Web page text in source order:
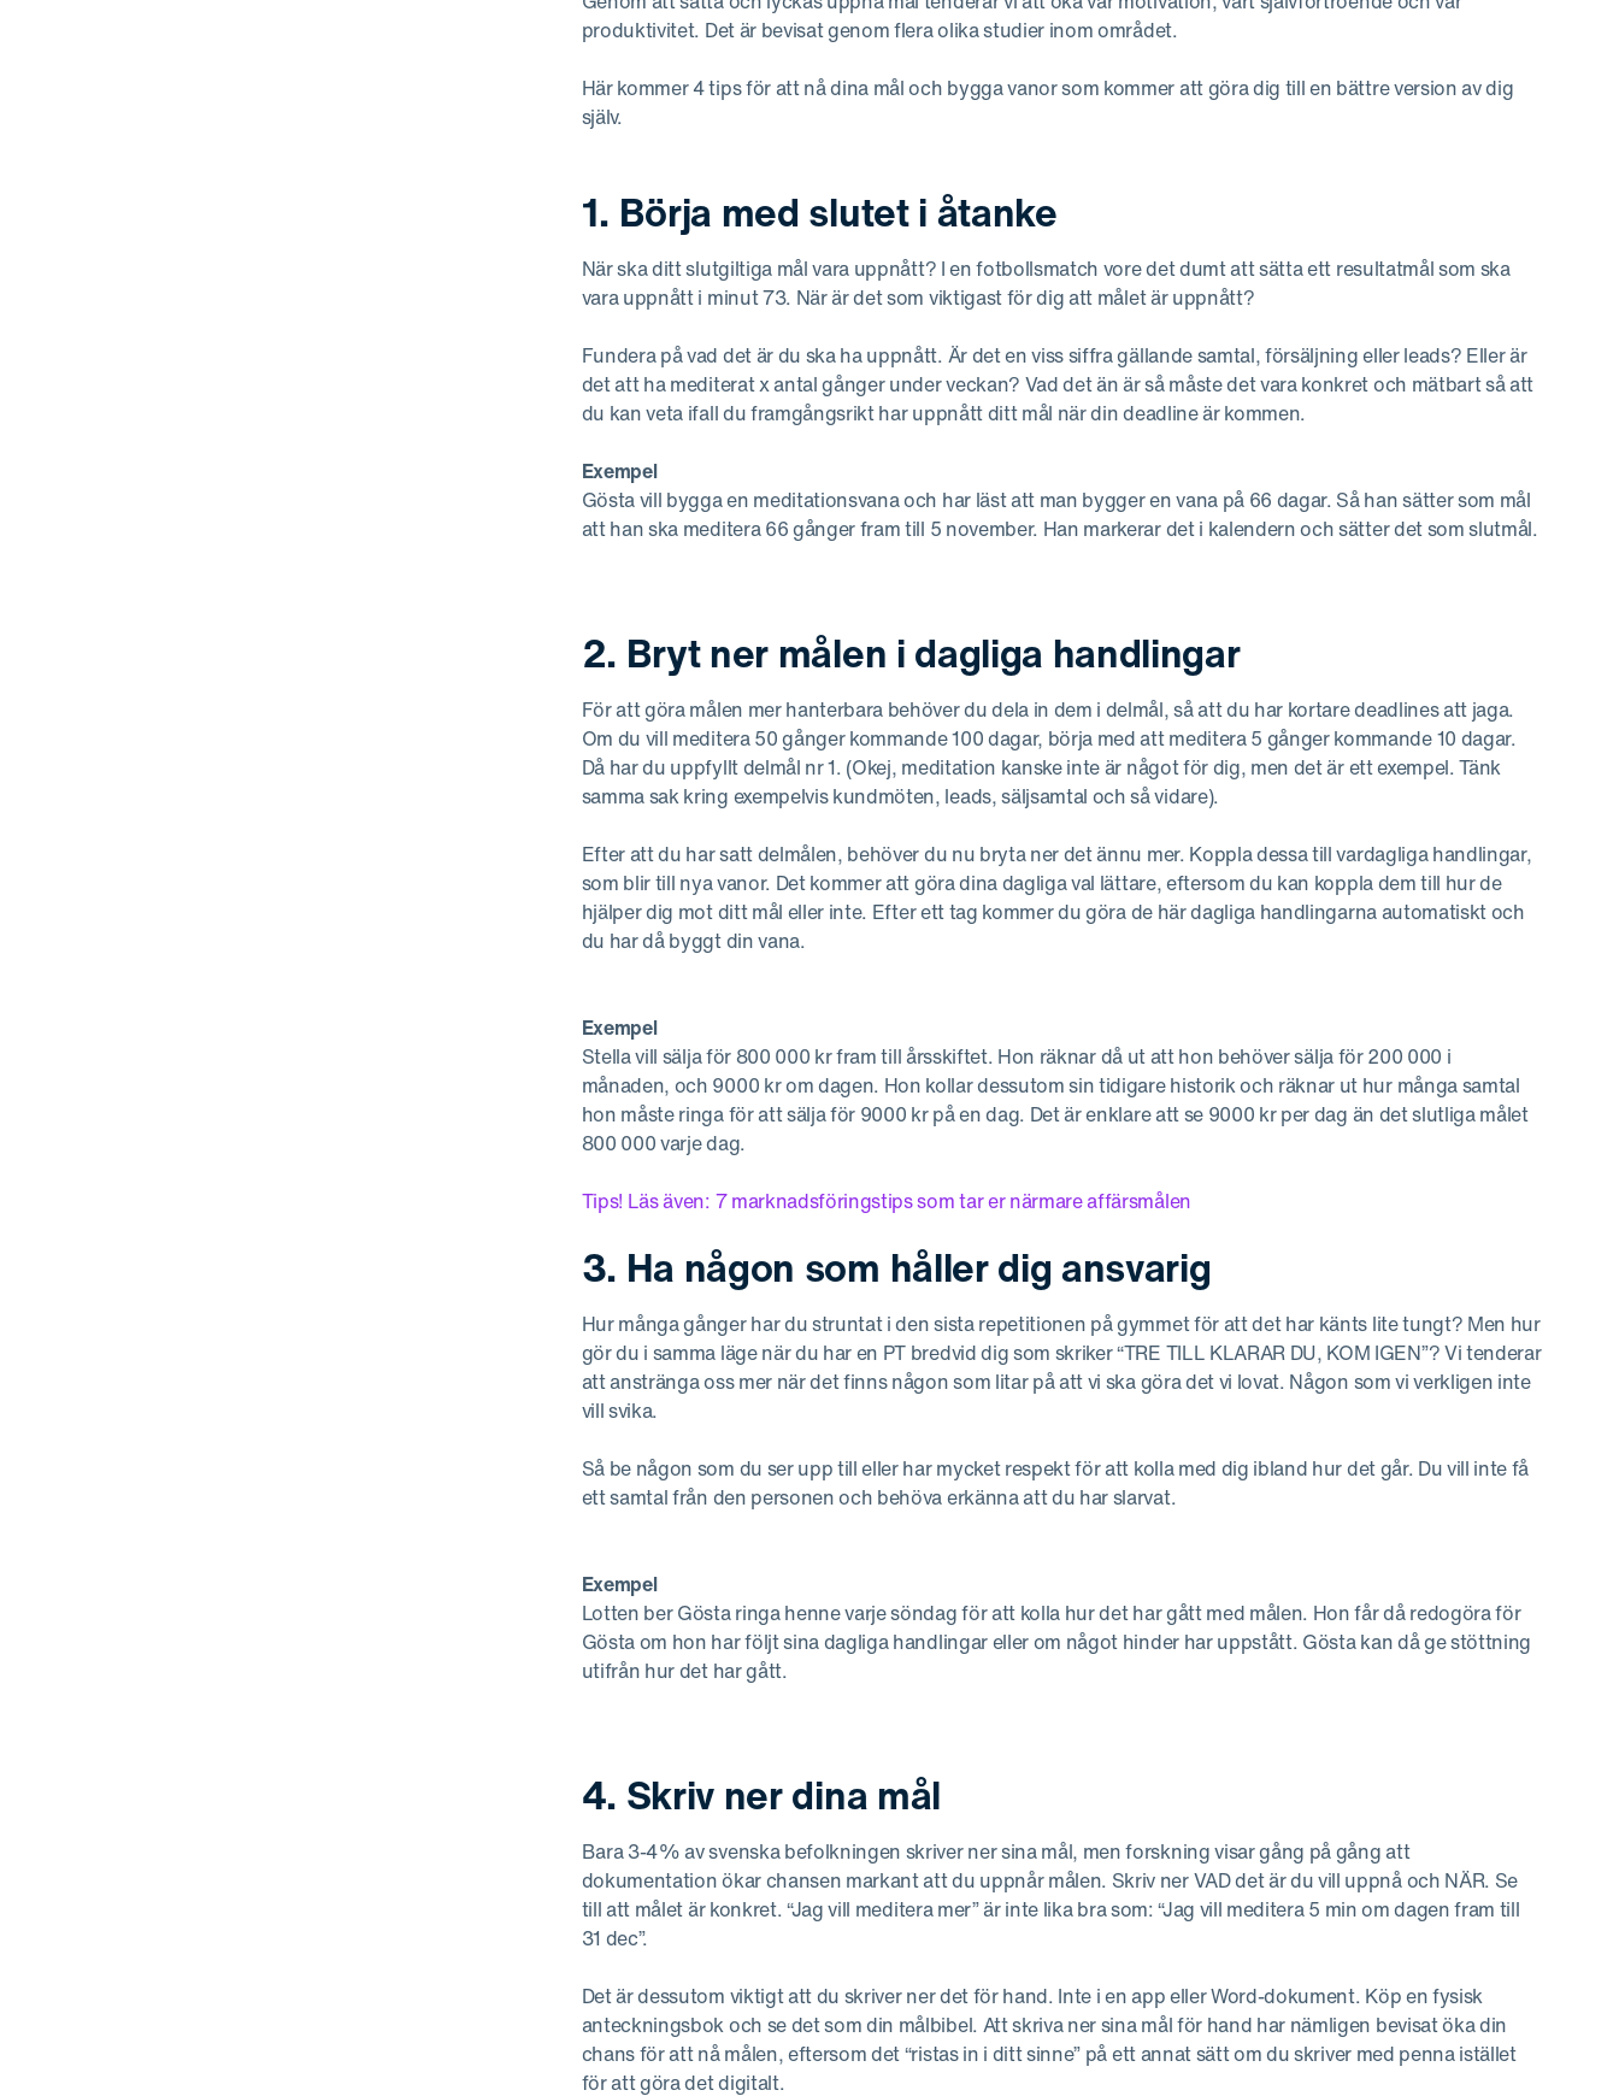
produktivitet. Det är bevisat genom flera olika studier inom området.
Här kommer 4 tips för att nå dina mål och bygga vanor som kommer att göra dig till en bättre version av dig
själv.
1. Börja med slutet i åtanke
När ska ditt slutgiltiga mål vara uppnått? I en fotbollsmatch vore det dumt att sätta ett resultatmål som ska
vara uppnått i minut 73. När är det som viktigast för dig att målet är uppnått?
Fundera på vad det är du ska ha uppnått. Är det en viss siffra gällande samtal, försäljning eller leads? Eller är
det att ha mediterat x antal gånger under veckan? Vad det än är så måste det vara konkret och mätbart så att
du kan veta ifall du framgångsrikt har uppnått ditt mål när din deadline är kommen.
Exempel
Gösta vill bygga en meditationsvana och har läst att man bygger en vana på 66 dagar. Så han sätter som mål
att han ska meditera 66 gånger fram till 5 november. Han markerar det i kalendern och sätter det som slutmål.
2. Bryt ner målen i dagliga handlingar
För att göra målen mer hanterbara behöver du dela in dem i delmål, så att du har kortare deadlines att jaga.
Om du vill meditera 50 gånger kommande 100 dagar, börja med att meditera 5 gånger kommande 10 dagar.
Då har du uppfyllt delmål nr 1. (Okej, meditation kanske inte är något för dig, men det är ett exempel. Tänk
samma sak kring exempelvis kundmöten, leads, säljsamtal och så vidare).
Efter att du har satt delmålen, behöver du nu bryta ner det ännu mer. Koppla dessa till vardagliga handlingar,
som blir till nya vanor. Det kommer att göra dina dagliga val lättare, eftersom du kan koppla dem till hur de
hjälper dig mot ditt mål eller inte. Efter ett tag kommer du göra de här dagliga handlingarna automatiskt och
du har då byggt din vana.
Exempel
Stella vill sälja för 800 000 kr fram till årsskiftet. Hon räknar då ut att hon behöver sälja för 200 000 i
månaden, och 9000 kr om dagen. Hon kollar dessutom sin tidigare historik och räknar ut hur många samtal
hon måste ringa för att sälja för 9000 kr på en dag. Det är enklare att se 9000 kr per dag än det slutliga målet
800 000 varje dag.
Tips! Läs även: 7 marknadsföringstips som tar er närmare affärsmålen
3. Ha någon som håller dig ansvarig
Hur många gånger har du struntat i den sista repetitionen på gymmet för att det har känts lite tungt? Men hur
gör du i samma läge när du har en PT bredvid dig som skriker “TRE TILL KLARAR DU, KOM IGEN”? Vi tenderar
att anstränga oss mer när det finns någon som litar på att vi ska göra det vi lovat. Någon som vi verkligen inte
vill svika.
Så be någon som du ser upp till eller har mycket respekt för att kolla med dig ibland hur det går. Du vill inte få
ett samtal från den personen och behöva erkänna att du har slarvat.
Exempel
Lotten ber Gösta ringa henne varje söndag för att kolla hur det har gått med målen. Hon får då redogöra för
Gösta om hon har följt sina dagliga handlingar eller om något hinder har uppstått. Gösta kan då ge stöttning
utifrån hur det har gått.
4. Skriv ner dina mål
Bara 3-4% av svenska befolkningen skriver ner sina mål, men forskning visar gång på gång att
dokumentation ökar chansen markant att du uppnår målen. Skriv ner VAD det är du vill uppnå och NÄR. Se
till att målet är konkret. “Jag vill meditera mer” är inte lika bra som: “Jag vill meditera 5 min om dagen fram till
31 dec”.
Det är dessutom viktigt att du skriver ner det för hand. Inte i en app eller Word-dokument. Köp en fysisk
anteckningsbok och se det som din målbibel. Att skriva ner sina mål för hand har nämligen bevisat öka din
chans för att nå målen, eftersom det “ristas in i ditt sinne” på ett annat sätt om du skriver med penna istället
för att göra det digitalt.